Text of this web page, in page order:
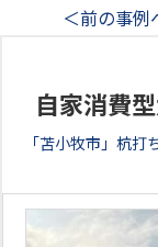
＜前の事例
自家消費
「苫小牧市」杭打